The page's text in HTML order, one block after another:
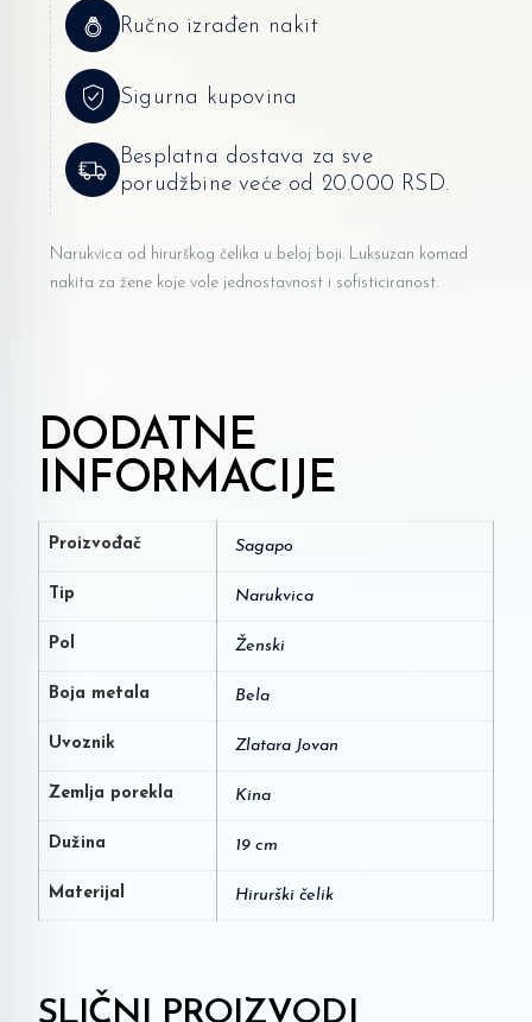
Ručno izrađen nakit
Sigurna kupovina
Besplatna dostava za sve
porudžbine veće od 20.000 RSD.
Narukvica od hirurškog čelika u beloj boji. Luksuzan komad
nakita za žene koje vole jednostavnost i sofisticiranost.
DODATNE
INFORMACIJE
Proizvođač Sagapo
Tip Narukvica
Pol Ženski
Boja metala Bela
Uvoznik Zlatara Jovan
Zemlja porekla Kina
Dužina 19 cm
Materijal Hirurški čelik
SLIČNI PROIZVODI